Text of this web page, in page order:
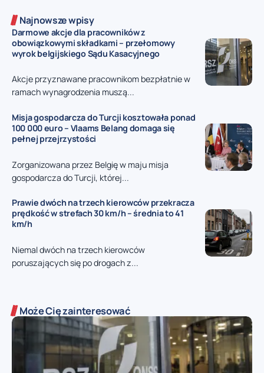
Najnowsze wpisy
Darmowe akcje dla pracowników z
obowiązkowymi składkami – przełomowy
wyrok belgijskiego Sądu Kasacyjnego
Akcje przyznawane pracownikom bezpłatnie w
ramach wynagrodzenia muszą...
Misja gospodarcza do Turcji kosztowała ponad
100 000 euro – Vlaams Belang domaga się
pełnej przejrzystości
Zorganizowana przez Belgię w maju misja
gospodarcza do Turcji, której...
Prawie dwóch na trzech kierowców przekracza
prędkość w strefach 30 km/h – średnia to 41
km/h
Niemal dwóch na trzech kierowców
poruszających się po drogach z...
Może Cię zainteresować